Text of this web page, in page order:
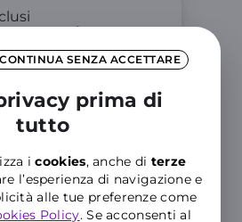
CONTINUA SENZA ACCETTARE
prima di
tutto
icookies, anche di terze
l’esperienza di navigazione e
alle tue preferenze come
Policy. Se acconsenti al
Assistenza
scelte per te